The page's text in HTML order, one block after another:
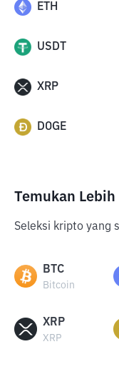
ETH
USDT
XRP
DOGE
Temukan
Seleksi kripto yang
BTC
Bitcoin
XRP
XRP